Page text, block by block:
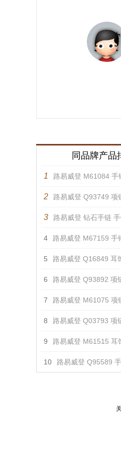
同品牌产品
1 路易威登 M61084 手
2 路易威登 Q93749 项
3 路易威登 钻石手链
4 路易威登 M67159 手
5 路易威登 Q16849 耳
6 路易威登 Q93892 项
7 路易威登 M61075 项
8 路易威登 Q03793 项
9 路易威登 M61515 耳
10 路易威登 Q95589